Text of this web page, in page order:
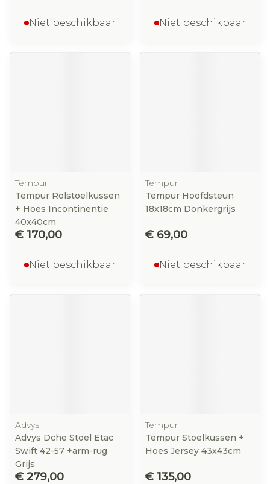
Niet beschikbaar Niet beschikbaar
Tempur
Tempur Rolstoelkussen
+ Hoes Incontinentie
40x40cm
€ 170,00
Niet beschikbaar
Tempur
Tempur Hoofdsteun
18x18cm Donkergrijs
€ 69,00
Niet beschikbaar
Advys
Advys Dche Stoel Etac
Swift 42-57 +arm-rug
Grijs
€ 279,00
Tempur
Tempur Stoelkussen +
Hoes Jersey 43x43cm
€ 135,00